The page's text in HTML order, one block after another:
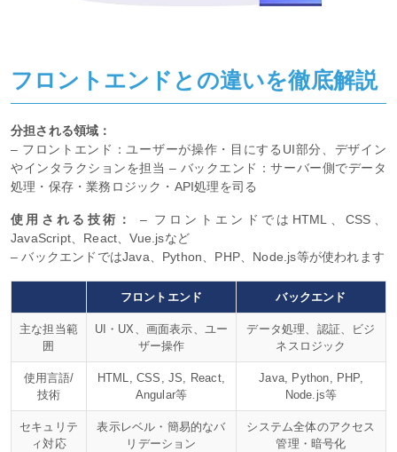
フロントエンドとの違いを徹底解説
分担される領域：
– フロントエンド：ユーザーが操作・目にするUI部分、デザイン
やインタラクションを担当 – バックエンド：サーバー側でデータ
処理・保存・業務ロジック・API処理を司る
使用される技術：
– フロントエンドではHTML、CSS、
JavaScript、React、Vue.jsなど
– バックエンドではJava、Python、PHP、Node.js等が使われます
フロントエンド バックエンド
主な担当範
囲
UI・UX、画面表示、ユー
ザー操作
データ処理、認証、ビジ
ネスロジック
使用言語/
技術
HTML, CSS, JS, React,
Angular等
Java, Python, PHP,
Node.js等
セキュリテ
ィ対応
表示レベル・簡易的なバ
リデーション
システム全体のアクセス
管理・暗号化